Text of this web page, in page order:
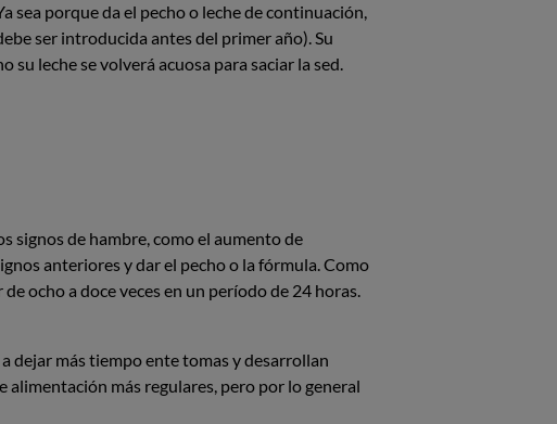
sea porque da el pecho o leche de continuación,
ser introducida antes del primer año). Su
su leche se volverá acuosa para saciar la sed.
signos de hambre, como el aumento de
anteriores y dar el pecho o la fórmula. Como
ocho a doce veces en un período de 24 horas.
dejar más tiempo ente tomas y desarrollan
más regulares, pero por lo general